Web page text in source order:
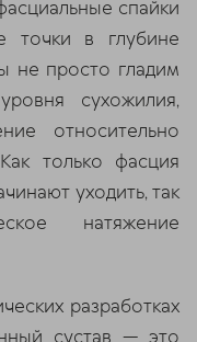
спайки
точки в глубине
не просто гладим
сухожилия,
относительно
только фасция
уходить, так
натяжение
разработках